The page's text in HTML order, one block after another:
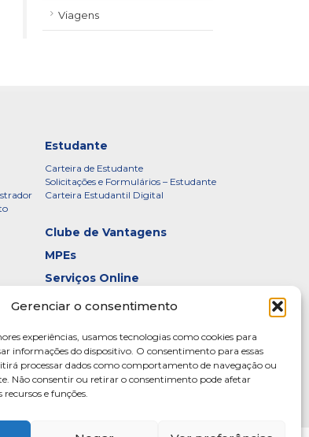
Gerenciar o consentimento
experiências, usamos tecnologias como cookies para
informações do dispositivo. O consentimento para essas
processar dados como comportamento de navegação ou
Não consentir ou retirar o consentimento pode afetar
e funções.
Viagens
Estudante
Carteira de Estudante
Solicitações e Formulários – Estudante
Carteira Estudantil Digital
Clube de Vantagens
MPEs
Serviços Online
Certificados
Galeria de Presidentes
Diretoria